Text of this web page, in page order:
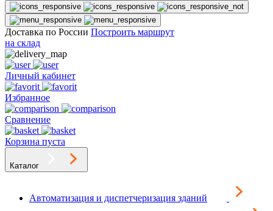
Доставка по России Построить маршрут
на склад
Личный кабинет
Избранное
Сравнение
Корзина пуста
Каталог
Автоматизация и диспетчеризация зданий